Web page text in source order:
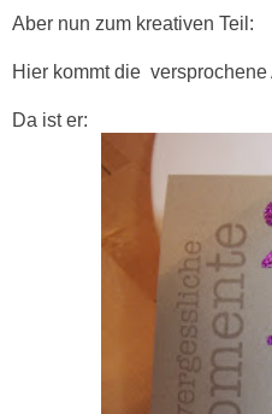
Aber nun zum kreativen Teil:
Hier kommt die
Da ist er: